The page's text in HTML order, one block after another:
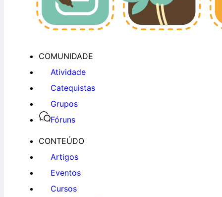
COMUNIDADE
Atividade
Catequistas
Grupos
Fóruns
CONTEÚDO
Artigos
Eventos
Cursos